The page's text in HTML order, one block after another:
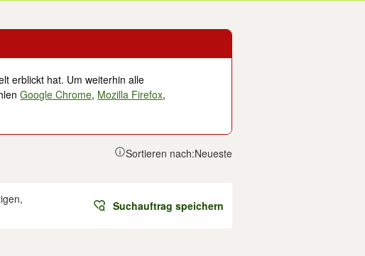
erblickt hat. Um weiterhin alle
Google Chrome, Mozilla Firefox,
Sortieren nach:Neueste
Suchauftrag speichern